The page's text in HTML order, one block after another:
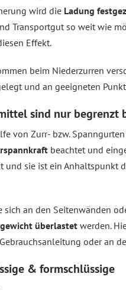
wird die Ladung
Transportgut so weit wie
Effekt.
beim Niederzurren
und an geeigneten
sind nur begrenzt
von Zurr- bzw.
beachtet und
und sie ist ein Anhaltspunkt
sich an den Seitenwänden
überlastet werden.
oder an
& formschlüssige